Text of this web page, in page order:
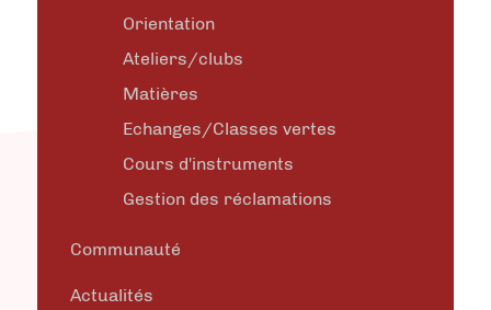
Orientation
Ateliers/clubs
Matières
Echanges/Classes vertes
Cours d'instruments
Gestion des réclamations
Communauté
Actualités